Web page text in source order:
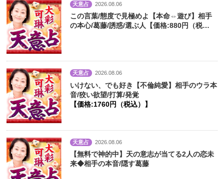
天意占 2026.08.06
この言葉/態度で見極めよ【本命⇔遊び】相手
の本心/葛藤/誘惑/選ぶ人【価格:880円（税
天意占 2026.08.06
いけない、でも好き【不倫純愛】相手のウラ本
音/狡い欲望/打算/発覚
【価格:1760円（税込）】
天意占 2026.08.06
【無料で神的中】天の意志が当てる2人の恋未
来◆相手の本音/隠す葛藤